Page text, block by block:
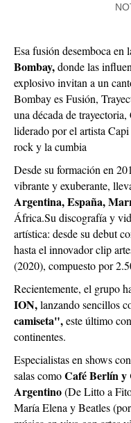
Esa fusión desemboca en
Bombay,donde las
explosivo invitan a un
Bombay es Fusión,
una década de
liderado por el artista
rock y la cumbia
Desde su formación en
vibrante y exuberante,
Argentina, España,
África.Su discografía y
artística: desde su debut
hasta el innovador clip
(2020), compuesto por
Recientemente, el grupo
ION,lanzando sencillos
camiseta",este último
continentes.
Especialistas en shows
salas comoCafé Berlín y
Argentino(De Litto a
María Elena y Beatles